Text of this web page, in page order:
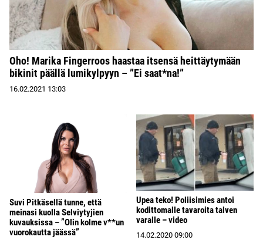
Oho! Marika Fingerroos haastaa itsensä heittäytymään
bikinit päällä lumikylpyyn – ”Ei saat*na!”
16.02.2021 13:03
Suvi Pitkäsellä tunne, että
meinasi kuolla Selviytyjien
kuvauksissa – ”Olin kolme v**un
vuorokautta jäässä”
Upea teko! Poliisimies antoi
kodittomalle tavaroita talven
varalle – video
14.02.2020 09:00